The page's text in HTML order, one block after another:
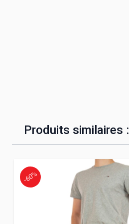
Produits similaires :
-60%